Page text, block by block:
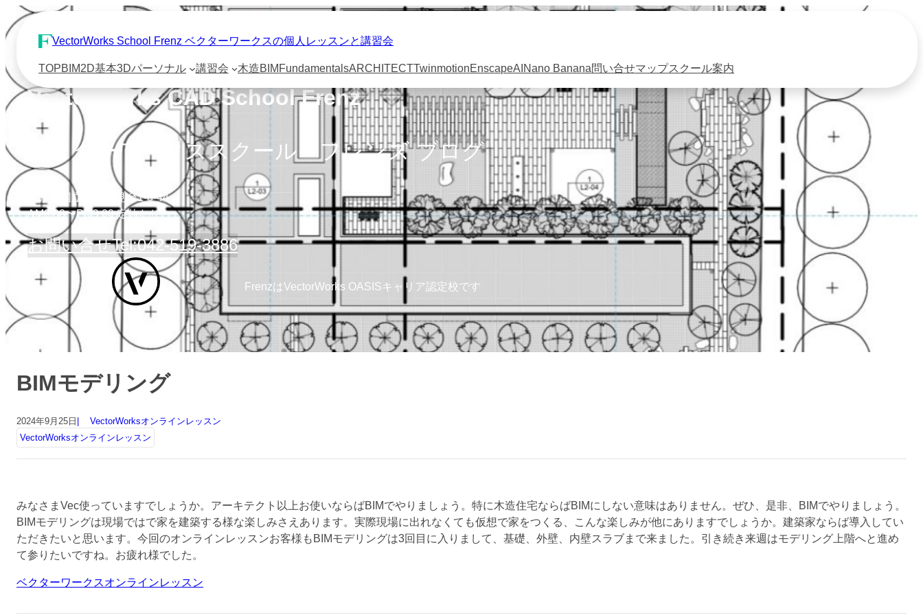
VectorWorks School Frenz ベクターワークスの個人レッスンと講習会
TOPBIM2D基本3Dパーソナル 講習会 木造BIM FundamentalsARCHITECTTwinmotionEnscapeAI Nano Banana問い合せマップスクール案内
VectorWorks CAD School Frenz
ベクターワークススクール フレンズ ブログ
東京都国立市富士見台1-8-44
AM9:00〜PM9:00 定休なし
お問い合せTel:042-519-3886
FrenzはVectorWorks OASISキャリア認定校です
BIMモデリング
2024年9月25日
VectorWorksオンラインレッスン
VectorWorksオンラインレッスン
みなさまVec使っていますでしょうか。アーキテクト以上お使いならばBIMでやりましょう。特に木造住宅ならばBIMにしない意味はありません。ぜひ、是非、BIMでやりましょう。
BIMモデリングは現場ではで家を建築する様な楽しみさえあります。実際現場に出れなくても仮想で家をつくる、こんな楽しみが他にありますでしょうか。建築家ならば導入してい
ただきたいと思います。今回のオンラインレッスンお客様もBIMモデリングは3回目に入りまして、基礎、外壁、内壁スラブまで来ました。引き続き来週はモデリング上階へと進め
て参りたいですね。お疲れ様でした。
ベクターワークスオンラインレッスン